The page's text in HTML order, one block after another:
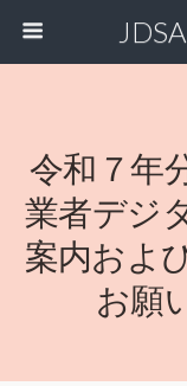
令和７年
業者デジ
案内およ
お願